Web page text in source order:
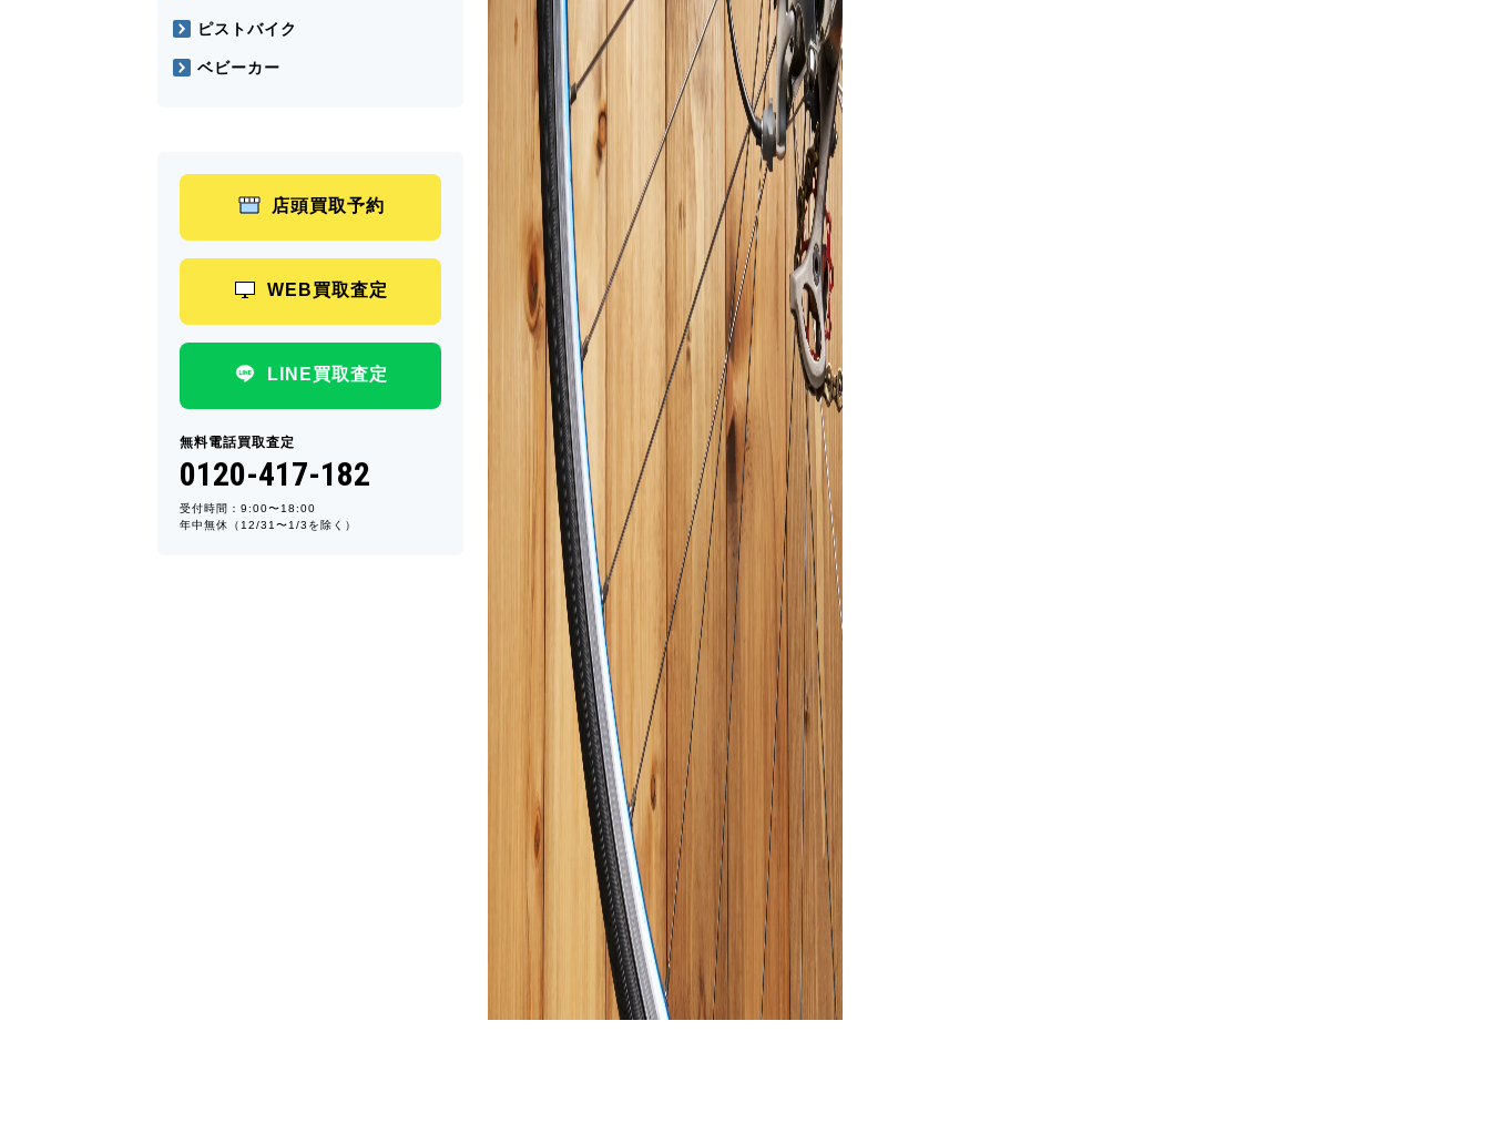
ピストバイク
ベビーカー
店頭買取予約
WEB買取査定
LINE買取査定
無料電話買取査定
0120-417-182
受付時間：9:00〜18:00
年中無休（12/31〜1/3を除く）